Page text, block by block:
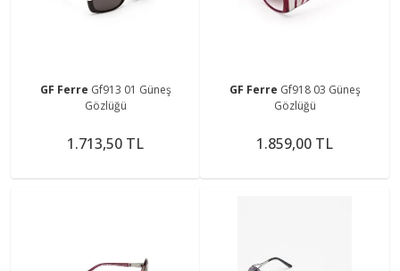
GF Ferre Gf913 01 Güneş
Gözlüğü
1.713,50 TL
GF Ferre Gf918 03 Güneş
Gözlüğü
1.859,00 TL